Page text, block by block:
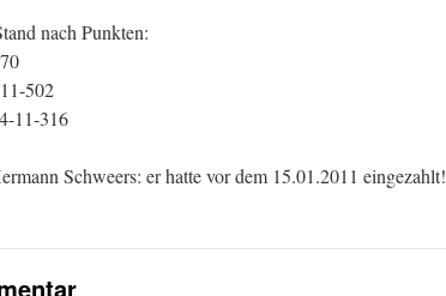
nach Punkten:
502
11-316
Schweers: er hatte vor dem 15.01.2011 eingezahlt!